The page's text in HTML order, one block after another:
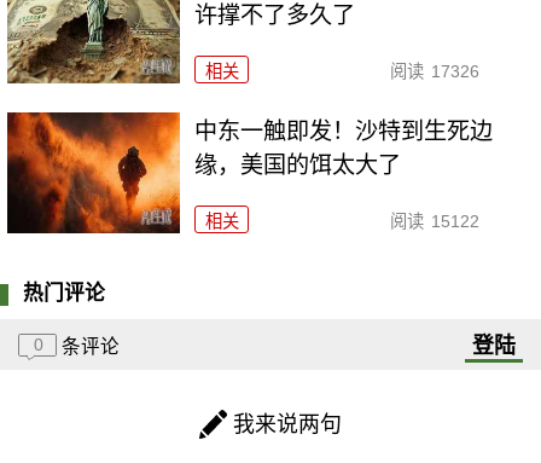
许撑不了多久了
相关 阅读 17326
中东一触即发！沙特到生死边
缘，美国的饵太大了
相关 阅读 15122
热门评论
0 条评论 登陆
我来说两句